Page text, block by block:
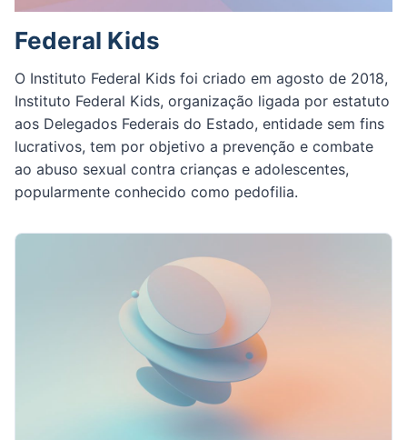
Federal Kids
O Instituto Federal Kids foi criado em agosto de 2018,
Instituto Federal Kids, organização ligada por estatuto
aos Delegados Federais do Estado, entidade sem fins
lucrativos, tem por objetivo a prevenção e combate
ao abuso sexual contra crianças e adolescentes,
popularmente conhecido como pedofilia.